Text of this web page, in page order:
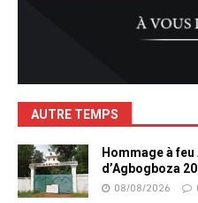
AUTRE TEMPS
Hommage à
d’Agbogboza
08/08/2026